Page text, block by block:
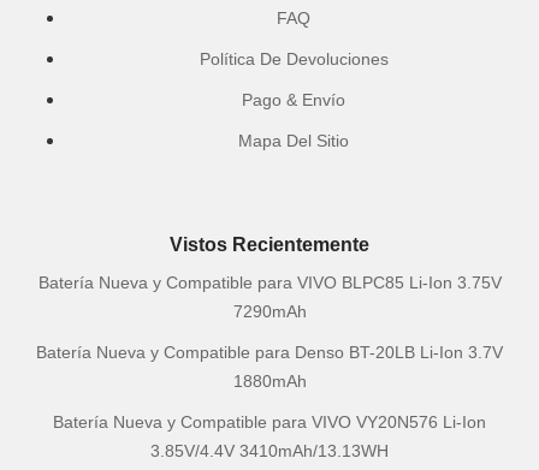
FAQ
Política De Devoluciones
Pago & Envío
Mapa Del Sitio
Vistos Recientemente
Batería Nueva y Compatible para VIVO BLPC85 Li-Ion 3.75V
7290mAh
Batería Nueva y Compatible para Denso BT-20LB Li-Ion 3.7V
1880mAh
Batería Nueva y Compatible para VIVO VY20N576 Li-Ion
3.85V/4.4V 3410mAh/13.13WH